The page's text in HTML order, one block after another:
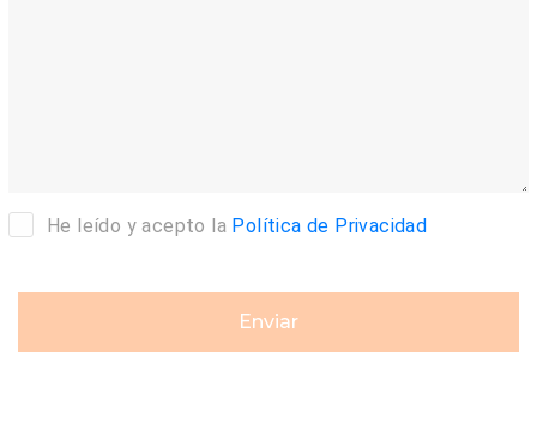
He leído y acepto la Política de Privacidad
Enviar